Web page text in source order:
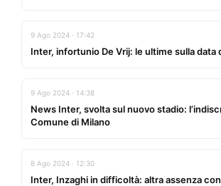
9 Ago 2024 · 17:42
Inter, infortunio De Vrij: le ultime sulla data
9 Ago 2024 · 14:38
News Inter, svolta sul nuovo stadio:
Comune di Milano
8 Ago 2024 · 12:30
Inter, Inzaghi in difficoltà: altra assenza